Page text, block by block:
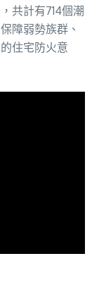
共計有714個潮
障弱勢族群、
住宅防火意